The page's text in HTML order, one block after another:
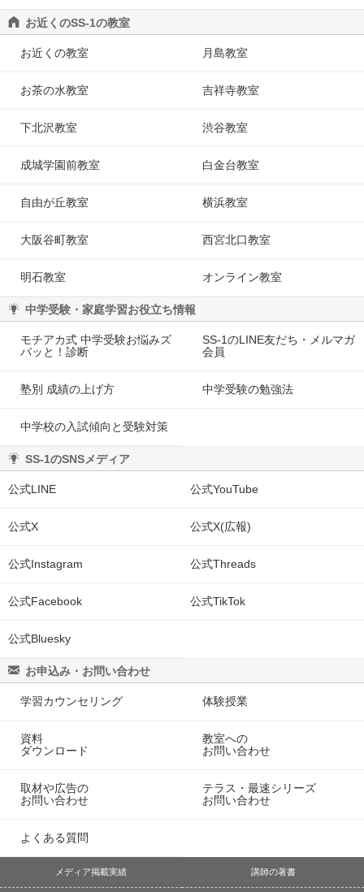
お近くのSS-1の教室
お近くの教室 月島教室
お茶の水教室 吉祥寺教室
下北沢教室 渋谷教室
成城学園前教室 白金台教室
自由が丘教室 横浜教室
大阪谷町教室 西宮北口教室
明石教室 オンライン教室
中学受験・家庭学習お役立ち情報
モチアカ式 中学受験お悩みズ
バッと！診断
SS-1のLINE友だち・メルマガ
会員
塾別 成績の上げ方 中学受験の勉強法
中学校の入試傾向と受験対策
SS-1のSNSメディア
公式LINE 公式YouTube
公式X 公式X(広報)
公式Instagram 公式Threads
公式Facebook 公式TikTok
公式Bluesky
お申込み・お問い合わせ
学習カウンセリング 体験授業
資料
ダウンロード
教室への
お問い合わせ
取材や広告の
お問い合わせ
テラス・最速シリーズ
お問い合わせ
よくある質問
メディア掲載実績 講師の著書